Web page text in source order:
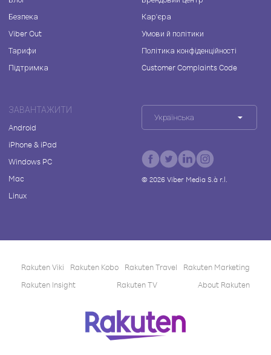
Безпека
Viber Out
Тарифи
Підтримка
Кар'єра
Умови й політики
Політика конфіденційності
Customer Complaints Code
ЗАВАНТАЖИТИ
Android
iPhone & iPad
Windows PC
Mac
Linux
Українська
© 2026Viber Media S.à r.l.
Rakuten Viki Rakuten Kobo Rakuten Travel
Rakuten Marketing
Rakuten Insight
Rakuten TV About Rakuten